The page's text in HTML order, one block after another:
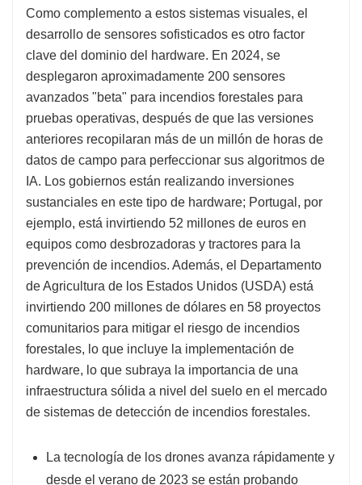
Como complemento a estos sistemas visuales, el
desarrollo de sensores sofisticados es otro factor
clave del dominio del hardware. En 2024, se
desplegaron aproximadamente 200 sensores
avanzados "beta" para incendios forestales para
pruebas operativas, después de que las versiones
anteriores recopilaran más de un millón de horas de
datos de campo para perfeccionar sus algoritmos de
IA. Los gobiernos están realizando inversiones
sustanciales en este tipo de hardware; Portugal, por
ejemplo, está invirtiendo 52 millones de euros en
equipos como desbrozadoras y tractores para la
prevención de incendios. Además, el Departamento
de Agricultura de los Estados Unidos (USDA) está
invirtiendo 200 millones de dólares en 58 proyectos
comunitarios para mitigar el riesgo de incendios
forestales, lo que incluye la implementación de
hardware, lo que subraya la importancia de una
infraestructura sólida a nivel del suelo en el mercado
de sistemas de detección de incendios forestales.
La tecnología de los drones avanza rápidamente y
desde el verano de 2023 se están probando